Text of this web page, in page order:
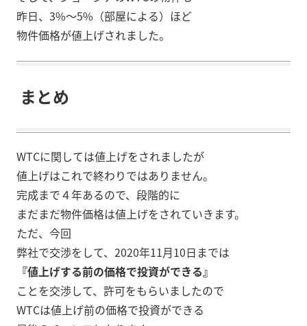
昨日、3%〜5%（部屋による）ほど
物件価格が値上げされました。
まとめ
WTCに関しては値上げをされましたが
値上げはこれで終わりではありません。
完成まで４年あるので、段階的に
まだまだ物件価格は値上げをされていきます。
ただ、今回
弊社で交渉をして、2020年11月10日までは
『値上げする前の価格で投資ができる』
ことを交渉して、許可をもらいましたので
WTCは値上げ前の価格で投資ができる